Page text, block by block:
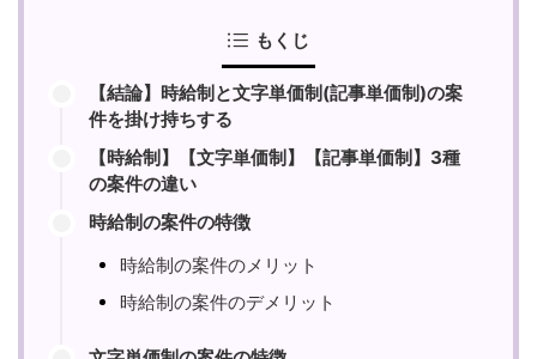
もくじ
【結論】時給制と文字単価制(記事単価制)の案
件を掛け持ちする
【時給制】【文字単価制】【記事単価制】3種
の案件の違い
時給制の案件の特徴
時給制の案件のメリット
時給制の案件のデメリット